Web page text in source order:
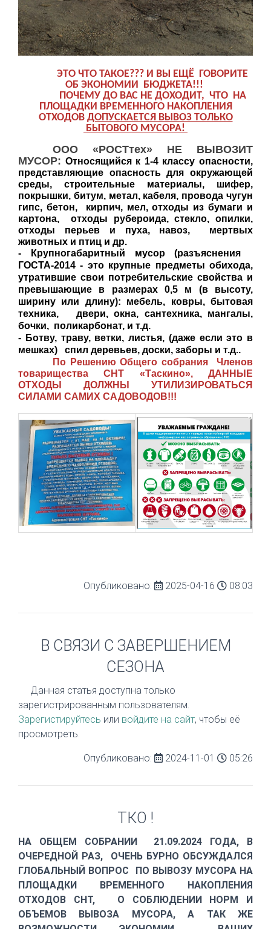
ЭТО ЧТО ТАКОЕ??? И ВЫ ЕЩЁ ГОВОРИТЕ
ОБ ЭКОНОМИИ БЮДЖЕТА!!!
ПОЧЕМУ ДО ВАС НЕ ДОХОДИТ, ЧТО НА
ПЛОЩАДКИ ВРЕМЕННОГО НАКОПЛЕНИЯ
ОТХОДОВ ДОПУСКАЕТСЯ ВЫВОЗ ТОЛЬКО
БЫТОВОГО МУСОРА!
ООО «РОСТтех» НЕ ВЫВОЗИТ
МУСОР: Относящийся к 1-4 классу опасности,
представляющие опасность для окружающей
среды,
строительные материалы, шифер,
покрышки, битум, метал, кабеля, провода чугун
гипс, бетон, кирпич, мел, отходы из бумаги и
картона, отходы рубероида, стекло, опилки,
отходы перьев и пуха, навоз, мертвых
животных и птиц и др.
- Крупногабаритный мусор (разъяснения
ГОСТА-2014 - это крупные предметы обихода,
утратившие свои потребительские свойства и
превышающие в размерах 0,5 м (в высоту,
ширину или длину): мебель, ковры, бытовая
техника, двери, окна, сантехника, мангалы,
бочки, поликарбонат, и т.д.
- Ботву, траву, ветки, листья, (даже если это в
мешках) спил деревьев, доски, заборы и т.д..
По Решению Общего собрания Членов
товарищества СНТ «Таскино», ДАННЫЕ
ОТХОДЫ ДОЛЖНЫ УТИЛИЗИРОВАТЬСЯ
СИЛАМИ САМИХ САДОВОДОВ!!!
Опубликовано: 2025-04-16 08:03
В СВЯЗИ С ЗАВЕРШЕНИЕМ
СЕЗОНА
Данная статья доступна только
зарегистрированным пользователям.
Зарегистируйтесь или войдите на сайт, чтобы её
просмотреть.
Опубликовано: 2024-11-01 05:26
ТКО !
НА ОБЩЕМ СОБРАНИИ 21.09.2024 ГОДА, В
ОЧЕРЕДНОЙ РАЗ, ОЧЕНЬ БУРНО ОБСУЖДАЛСЯ
ГЛОБАЛЬНЫЙ ВОПРОС ПО ВЫВОЗУ МУСОРА НА
ПЛОЩАДКИ ВРЕМЕННОГО НАКОПЛЕНИЯ
ОТХОДОВ СНТ, О СОБЛЮДЕНИИ НОРМ И
ОБЪЕМОВ ВЫВОЗА МУСОРА, А ТАК ЖЕ